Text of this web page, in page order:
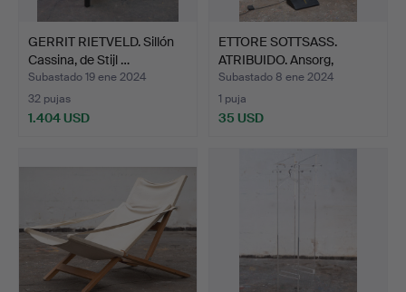
GERRIT RIETVELD. Sillón
Cassina, de Stijl …
Subastado 19 ene 2024
32 pujas
1.404 USD
ETTORE SOTTSASS.
ATRIBUIDO. Ansorg,
lámpar…
Subastado 8 ene 2024
1 puja
35 USD